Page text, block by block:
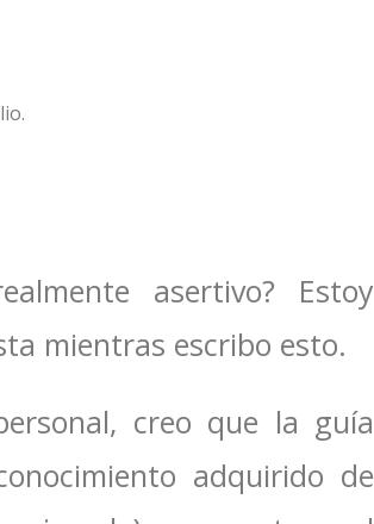
asertivo? Estoy
mientras escribo esto.
creo que la guía
adquirido de